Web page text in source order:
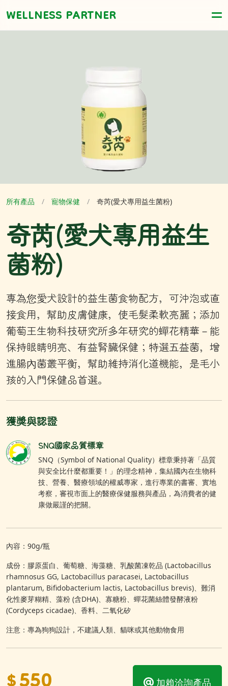
WELLNESS PARTNER
所有產品 / 寵物保健 / 奇芮(愛犬專用益生菌粉)
奇芮(愛犬專用益生
菌粉)
專為您愛犬設計的益生菌食物配方，可沖泡或直
接食用，幫助皮膚健康，使毛髮柔軟亮麗；添加
葡萄王生物科技研究所多年研究的蟬花精華－能
保持眼睛明亮、有益腎臟保健；特選五益菌，增
進腸內菌叢平衡，幫助維持消化道機能，是毛小
孩的入門保健品首選。
獲獎與認證
SNQ國家品質標章
SNQ（Symbol of National Quality）標章秉持著「品質
與安全比什麼都重要！」的理念精神，集結國內在生物科
技、營養、醫療領域的權威專家，進行專業的書審、實地
考察，審視市面上的醫療保健服務與產品，為消費者的健
康做嚴謹的把關。
內容：90g/瓶
成份：膠原蛋白、葡萄糖、海藻糖、乳酸菌凍乾品 (Lactobacillus
rhamnosus GG, Lactobacillus paracasei, Lactobacillus
plantarum, Bifidobacterium lactis, Lactobacillus brevis)、難消
化性麥芽糊精、藻粉 (含DHA)、寡糖粉、蟬花菌絲體發酵液粉
(Cordyceps cicadae)、香料、二氧化矽
注意：專為狗狗設計，不建議人類、貓咪或其他動物食用
加賴洽詢產品